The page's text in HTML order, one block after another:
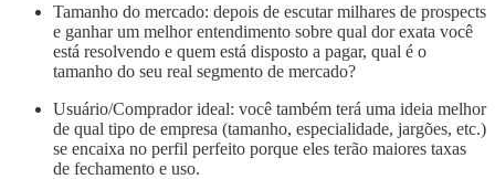
Tamanho do mercado: depois de escutar milhares de prospects
e ganhar um melhor entendimento sobre qual dor exata você
está resolvendo e quem está disposto a pagar, qual é o
tamanho do seu real segmento de mercado?
Usuário/Comprador ideal: você também terá uma ideia melhor
de qual tipo de empresa (tamanho, especialidade, jargões, etc.)
se encaixa no perfil perfeito porque eles terão maiores taxas
de fechamento e uso.